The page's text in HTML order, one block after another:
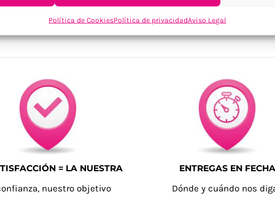
Política de CookiesPolítica de privacidadAviso Legal
= LA NUESTRA
nuestro objetivo
ENTREGAS EN FECHA
Dónde y cuándo nos